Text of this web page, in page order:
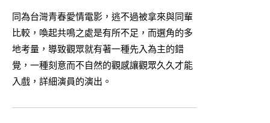
同為台灣青春愛情電影，逃不過被拿來與同輩
比較，喚起共鳴之處是有所不足，而選角的多
地考量，導致觀眾就有著一種先入為主的錯
覺，一種刻意而不自然的觀感讓觀眾久久才能
入戲，詳細演員的演出。